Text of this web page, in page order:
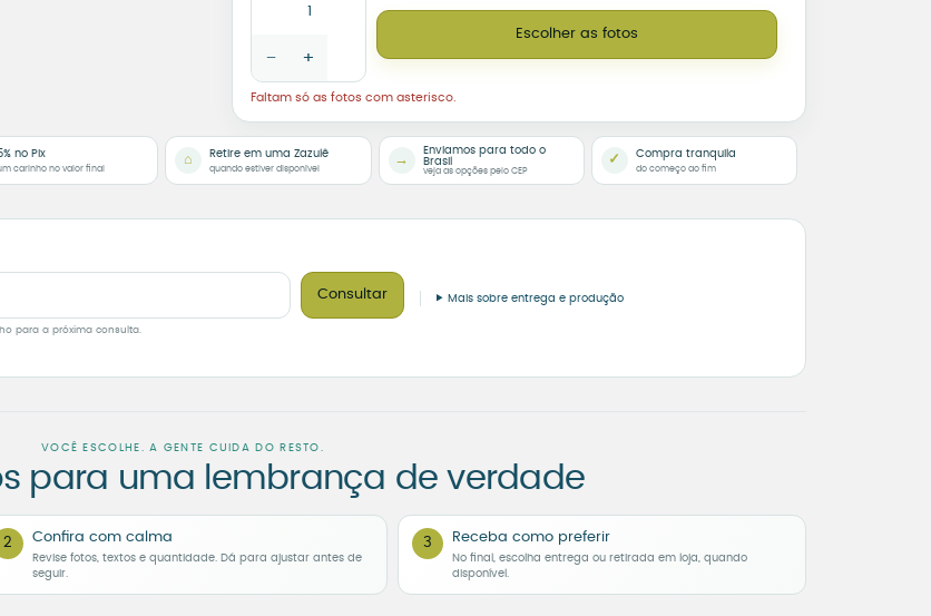
− +
Escolher as fotos
Faltam só as fotos com asterisco.
no Pix
carinho no valor final
⌂ Retire em uma Zazulê
quando estiver disponível
→
Enviamos para todo o
Brasil
veja as opções pelo CEP
✓ Compra tranquila
do começo ao fim
Consultar
para a próxima consulta.
Mais sobre entrega e produção
VOCÊ ESCOLHE. A GENTE CUIDA DO RESTO.
para uma lembrança de verdade
2 Confira com calma
Revise fotos, textos e quantidade. Dá para ajustar antes de
seguir.
3 Receba como preferir
No final, escolha entrega ou retirada em loja, quando
disponível.